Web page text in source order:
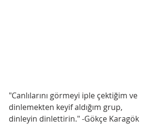
"Canlılarını görmeyi iple çektiğim ve
dinlemekten keyif aldığım grup,
dinleyin dinlettirin." -Gökçe Karagök